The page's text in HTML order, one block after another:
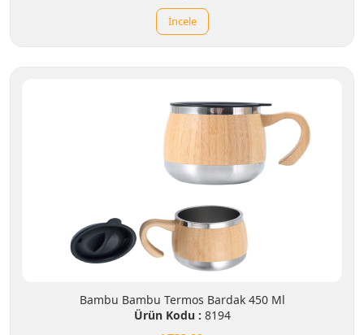
İncele
Bambu Bambu Termos Bardak 450 Ml
Ürün Kodu : 8194